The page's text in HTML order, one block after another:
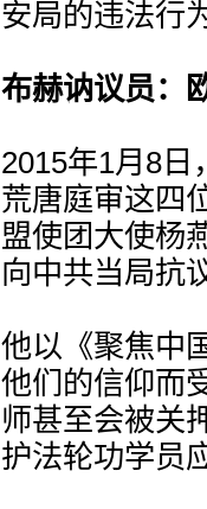
安局的违法行
布赫讷议员：
2015年1月8日
荒唐庭审这四
盟使团大使杨
向中共当局抗
他以《聚焦中
他们的信仰而
师甚至会被关
护法轮功学员